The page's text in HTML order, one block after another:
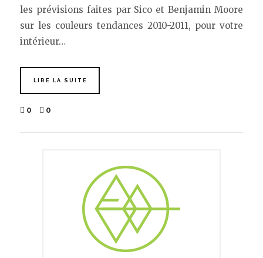
les prévisions faites par Sico et Benjamin Moore
sur les couleurs tendances 2010-2011, pour votre
intérieur…
LIRE LA SUITE
0 0